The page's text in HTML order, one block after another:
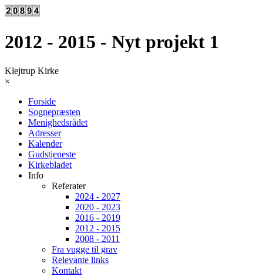
2012 - 2015 - Nyt projekt 1
Klejtrup Kirke
×
Forside
Sognepræsten
Menighedsrådet
Adresser
Kalender
Gudstjeneste
Kirkebladet
Info
Referater
2024 - 2027
2020 - 2023
2016 - 2019
2012 - 2015
2008 - 2011
Fra vugge til grav
Relevante links
Kontakt